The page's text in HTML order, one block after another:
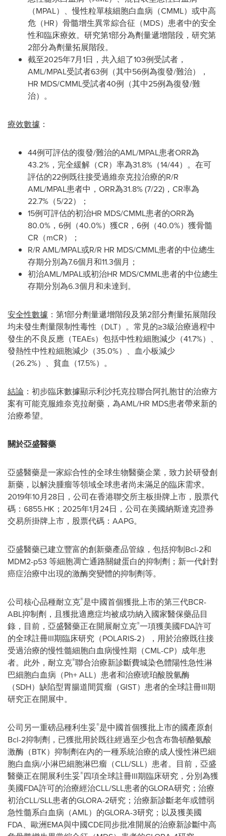
（MPAL）、慢性粒單核細胞白血病（CMML）或中高
危（HR）骨髓增生異常綜合征（MDS）患者中的安全
性和臨床療效。研究第1部分為劑量遞增階段，研究第
2部分為劑量拓展階段。
截至2025年7月1日，共入組了103例受試者，
AML/MPAL受試者63例（其中56例為復發/難治），
HR MDS/CMML受試者40例（其中25例為復發/難
治）。
療效數據 ：
44例可評估的復發/難治的AML/MPAL患者ORR為
43.2%，完全緩解（CR）率為31.8%（14/44）。在可
評估的22例既往接受過維奈克拉治療的R/R
AML/MPAL患者中，ORR為31.8% (7/22)，CR率為
22.7%（5/22）；
15例可評估的初治HR MDS/CMML患者的ORR為
80.0%，6例（40.0%）獲CR，6例（40.0%）獲骨髓
CR（mCR）；
R/R AML/MPAL或R/R HR MDS/CMML患者的中位總生
存期分別為7.6個月和11.3個月；
初治AML/MPAL或初治HR MDS/CMML患者的中位總生
存期分別為6.3個月和未達到。
安全性數據 ：第1部分劑量遞增階段及第2部分劑量拓展階段
均未發生劑量限制性毒性（DLT）。常見的≥3級治療過程中
發生的不良反應（TEAEs）包括中性粒細胞減少（41.7%）、
發熱性中性粒細胞減少（35.0%）、血小板減少
（26.2%）、貧血（17.5%）。
結論 ：初步臨床數據顯示利沙托克拉聯合阿扎胞甘的治療方
案有可能克服維奈克拉耐藥，為AML/HR MDS患者帶來新的
治療希望。
關於亞盛醫藥
亞盛醫藥是一家綜合性的全球生物醫藥企業，致力於研發創
新藥，以解決腫瘤等領域全球患者尚未滿足的臨床需求。
2019年10月28日，公司在香港聯交所主板掛牌上市，股票代
碼：6855.HK；2025年1月24日，公司在美國納斯達克證券
交易所掛牌上市，股票代碼：AAPG。
亞盛醫藥已建立豐富的創新藥產品管線，包括抑制Bcl-2和
MDM2-p53 等細胞凋亡通路關鍵蛋白的抑制劑；新一代針對
癌症治療中出現的激酶突變體的抑制劑等。
公司核心品種耐立克®是中國首個獲批上市的第三代BCR-
ABL抑制劑，且獲批適應症均被成功納入國家醫保藥品目
錄，目前，亞盛醫藥正在開展耐立克®一項獲美國FDA許可
的全球註冊III期臨床研究（POLARIS-2），用於治療既往接
受過治療的慢性髓細胞白血病慢性期（CML-CP）成年患
者。此外，耐立克®聯合治療新診斷費城染色體陽性急性淋
巴細胞白血病（Ph+ ALL）患者和治療琥珀酸脫氫酶
（SDH）缺陷型胃腸道間質瘤（GIST）患者的全球註冊III期
研究正在開展中。
公司另一重磅品種利生妥®是中國首個獲批上市的國產原創
Bcl-2抑制劑，已獲批用於既往經過至少包含布魯頓酪氨酸
激酶（BTK）抑制劑在內的一種系統治療的成人慢性淋巴細
胞白血病/小淋巴細胞淋巴瘤（CLL/SLL）患者。目前，亞盛
醫藥正在開展利生妥®四項全球註冊III期臨床研究，分別為獲
美國FDA許可的治療經治CLL/SLL患者的GLORA研究；治療
初治CLL/SLL患者的GLORA-2研究；治療新診斷老年或體弱
急性髓系白血病（AML）的GLORA-3研究；以及獲美國
FDA、歐洲EMA與中國CDE同步批准開展的治療新診斷中高